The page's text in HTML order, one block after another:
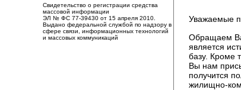
Свидетельство о регистрации средства
массовой информации
ЭЛ № ФС 77-39430 от 15 апреля 2010.
Выдано федеральной службой по надзору в
сфере связи, информационных технологий
и массовых коммуникаций
Уважаемые
Обращаем
является
базу. Кроме
Вы нам
получится
жилищно-